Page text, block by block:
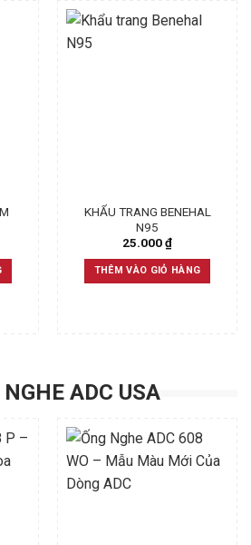
KHẨU TRANG BENEHAL
N95
25.000₫
THÊM VÀO GIỎ HÀNG
NGHE ADC USA